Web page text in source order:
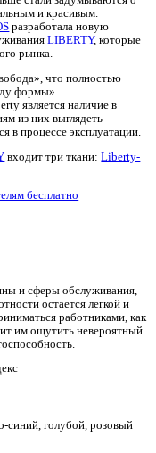
с
одежды – это
звучат так же,
знак качества, стиля
одежды,
не существует.
все больше стали
и
OLDOS
обслуживания
– «свободу формы».
Liberty является
изделиям из них
в процессе
LIBERTYвходит три
*.